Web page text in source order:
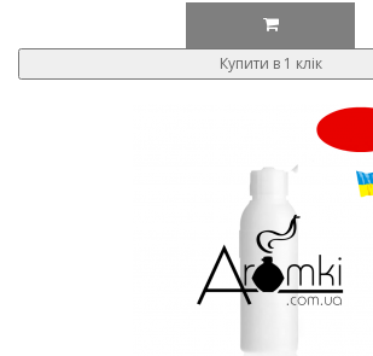
Купити в 1 клік